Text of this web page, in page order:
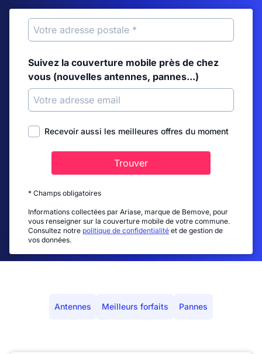
Suivez la couverture mobile près de chez
vous (nouvelles antennes, pannes...)
Recevoir aussi les meilleures offres du moment
Trouver
* Champs obligatoires
Informations collectées par Ariase, marque de Bemove, pour
vous renseigner sur la couverture mobile de votre commune.
Consultez notre politique de confidentialité et de gestion de
vos données.
Antennes Meilleurs forfaits Pannes